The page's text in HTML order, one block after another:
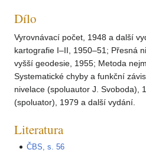
Dílo
Vyrovnávací počet, 1948 a další
kartografie I–II, 1950–51; Přesná
vyšší geodesie, 1955; Metoda
Systematické chyby a funkční
nivelace (spoluautor J. Svoboda),
(spoluator), 1979 a další vydání.
Literatura
ČBS, s. 56